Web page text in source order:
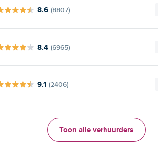
8.6 (8807)
8.4 (6965)
9.1 (2406)
Toon alle verhuurders